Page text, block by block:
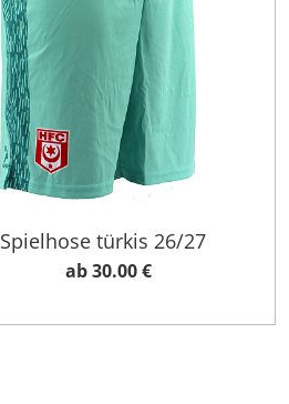
Spielhose türkis 26/27
ab 30.00 €